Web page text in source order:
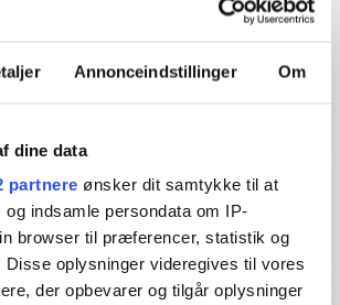
Annonceindstillinger Om
dine data
partnere ønsker dit samtykke til at
indsamle persondata om IP-
browser til præferencer, statistik og
Disse oplysninger videregives til vores
der opbevarer og tilgår oplysninger
og original
journalistik og analyser til læserne og
vores indhold og er tilmeldt: